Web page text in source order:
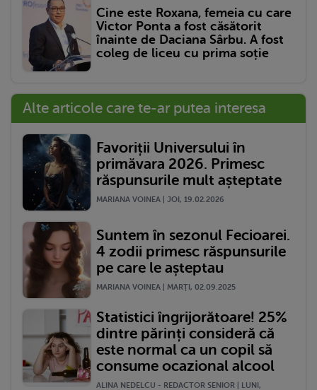
Cine este Roxana, femeia cu care
Victor Ponta a fost căsătorit
înainte de Daciana Sârbu. A fost
coleg de liceu cu prima soție
Alte articole care te-ar putea interesa
Favoriții Universului în
primăvara 2026. Primesc
răspunsurile mult așteptate
MARIANA VOINEA | JOI, 19.02.2026
Suntem în sezonul Fecioarei.
4 zodii primesc răspunsurile
pe care le așteptau
MARIANA VOINEA | MARŢI, 02.09.2025
Statistici îngrijorătoare! 25%
dintre părinți consideră că
este normal ca un copil să
consume ocazional alcool
ALINA NEDELCU - REDACTOR SENIOR | LUNI,